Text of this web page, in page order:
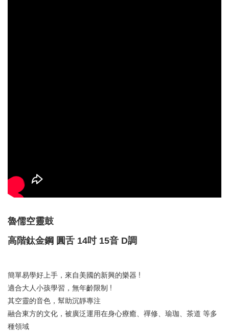
魯儒空靈鼓
高階鈦金鋼 圓舌 14吋 15音 D調
簡單易學好上手，來自美國的新興的樂器 !
適合大人小孩學習，無年齡限制 !
其空靈的音色，幫助沉靜專注
融合東方的文化，被廣泛運用在身心療癒、禪修、瑜珈、茶道 等多
種領域